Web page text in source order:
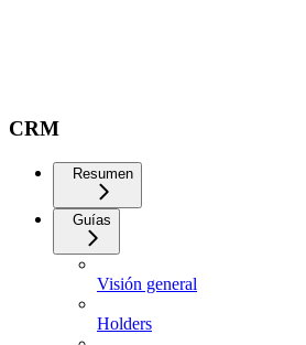
CRM
Resumen
Guías
Visión general
Holders